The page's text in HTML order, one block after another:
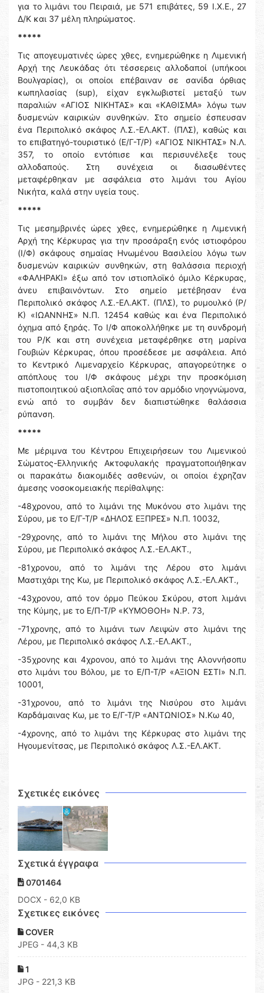
για το λιμάνι του Πειραιά, με 571 επιβάτες, 59 Ι.Χ.Ε., 27
Δ/Κ και 37 μέλη πληρώματος.
*****
Τις απογευματινές ώρες χθες, ενημερώθηκε η Λιμενική
Αρχή της Λευκάδας ότι τέσσερεις αλλοδαποί (υπήκοοι
Βουλγαρίας), οι οποίοι επέβαιναν σε σανίδα όρθιας
κωπηλασίας (sup), είχαν εγκλωβιστεί μεταξύ των
παραλιών «ΑΓΙΟΣ ΝΙΚΗΤΑΣ» και «ΚΑΘΙΣΜΑ» λόγω των
δυσμενών καιρικών συνθηκών. Στο σημείο έσπευσαν
ένα Περιπολικό σκάφος Λ.Σ.-ΕΛ.ΑΚΤ. (ΠΛΣ), καθώς και
το επιβατηγό-τουριστικό (Ε/Γ-Τ/Ρ) «ΑΓΙΟΣ ΝΙΚΗΤΑΣ» Ν.Λ.
357, το οποίο εντόπισε και περισυνέλεξε τους
αλλοδαπούς. Στη συνέχεια οι διασωθέντες
μεταφέρθηκαν με ασφάλεια στο λιμάνι του Αγίου
Νικήτα, καλά στην υγεία τους.
*****
Τις μεσημβρινές ώρες χθες, ενημερώθηκε η Λιμενική
Αρχή της Κέρκυρας για την προσάραξη ενός ιστιοφόρου
(Ι/Φ) σκάφους σημαίας Ηνωμένου Βασιλείου λόγω των
δυσμενών καιρικών συνθηκών, στη θαλάσσια περιοχή
«ΦΑΛΗΡΑΚΙ» έξω από τον ιστιοπλοϊκό όμιλο Κέρκυρας,
άνευ επιβαινόντων. Στο σημείο μετέβησαν ένα
Περιπολικό σκάφος Λ.Σ.-ΕΛ.ΑΚΤ. (ΠΛΣ), το ρυμουλκό (Ρ/
Κ) «ΙΩΑΝΝΗΣ» Ν.Π. 12454 καθώς και ένα Περιπολικό
όχημα από ξηράς. Το Ι/Φ αποκολλήθηκε με τη συνδρομή
του Ρ/Κ και στη συνέχεια μεταφέρθηκε στη μαρίνα
Γουβιών Κέρκυρας, όπου προσέδεσε με ασφάλεια. Από
το Κεντρικό Λιμεναρχείο Κέρκυρας, απαγορεύτηκε ο
απόπλους του Ι/Φ σκάφους μέχρι την προσκόμιση
πιστοποιητικού αξιοπλοΐας από τον αρμόδιο νηογνώμονα,
ενώ από το συμβάν δεν διαπιστώθηκε θαλάσσια
ρύπανση.
*****
Με μέριμνα του Κέντρου Επιχειρήσεων του Λιμενικού
Σώματος-Ελληνικής Ακτοφυλακής πραγματοποιήθηκαν
οι παρακάτω διακομιδές ασθενών, οι οποίοι έχρηζαν
άμεσης νοσοκομειακής περίθαλψης:
-48χρονου, από το λιμάνι της Μυκόνου στο λιμάνι της
Σύρου, με το Ε/Γ-Τ/Ρ «ΔΗΛΟΣ ΕΞΠΡΕΣ» Ν.Π. 10032,
-29χρονης, από το λιμάνι της Μήλου στο λιμάνι της
Σύρου, με Περιπολικό σκάφος Λ.Σ.-ΕΛ.ΑΚΤ.,
-81χρονου, από το λιμάνι της Λέρου στο λιμάνι
Μαστιχάρι της Κω, με Περιπολικό σκάφος Λ.Σ.-ΕΛ.ΑΚΤ.,
-43χρονου, από τον όρμο Πεύκου Σκύρου, στοπ λιμάνι
της Κύμης, με το Ε/Π-Τ/Ρ «ΚΥΜΟΘΟΗ» Ν.Ρ. 73,
-71χρονης, από το λιμάνι των Λειψών στο λιμάνι της
Λέρου, με Περιπολικό σκάφος Λ.Σ.-ΕΛ.ΑΚΤ.,
-35χρονης και 4χρονου, από το λιμάνι της Αλοννήσοπυ
στο λιμάνι του Βόλου, με το Ε/Π-Τ/Ρ «ΑΞΙΟΝ ΕΣΤΙ» Ν.Π.
10001,
-31χρονου, από το λιμάνι της Νισύρου στο λιμάνι
Καρδάμαινας Κω, με το Ε/Γ-Τ/Ρ «ΑΝΤΩΝΙΟΣ» Ν.Κω 40,
-4χρονης, από το λιμάνι της Κέρκυρας στο λιμάνι της
Ηγουμενίτσας, με Περιπολικό σκάφος Λ.Σ.-ΕΛ.ΑΚΤ.
Σχετικές εικόνες
Σχετικά έγγραφα
0701464
DOCX - 62,0 KB
Σχετικες εικόνες
COVER
JPEG - 44,3 KB
1
JPG - 221,3 KB